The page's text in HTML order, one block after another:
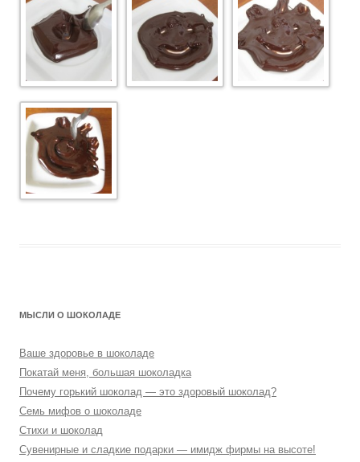
МЫСЛИ О ШОКОЛАДЕ
Ваше здоровье в шоколаде
Покатай меня, большая шоколадка
Почему горький шоколад — это здоровый шоколад?
Семь мифов о шоколаде
Стихи и шоколад
Сувенирные и сладкие подарки — имидж фирмы на высоте!